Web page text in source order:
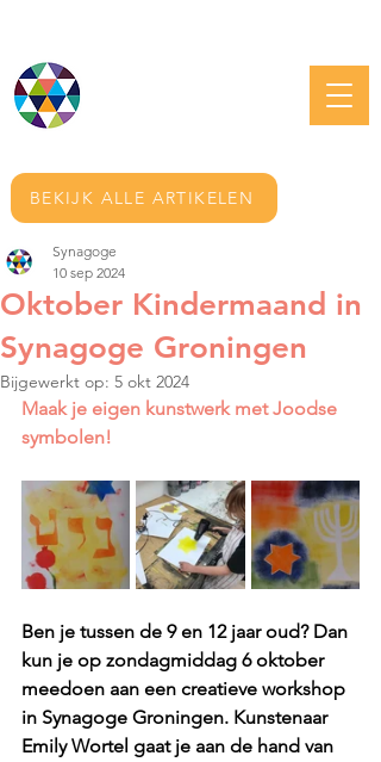
BEKIJK ALLE ARTIKELEN
Oktober Kindermaand in
Synagoge Groningen
Synagoge
10 sep 2024
Bijgewerkt op: 5 okt 2024
Maak je eigen kunstwerk met Joodse
symbolen!
Ben je tussen de 9 en 12 jaar oud? Dan
kun je op zondagmiddag 6 oktober
meedoen aan een creatieve workshop
in Synagoge Groningen. Kunstenaar
Emily Wortel gaat je aan de hand van